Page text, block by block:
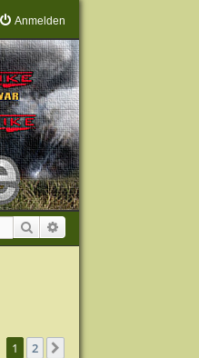
Anmelden
Suche
1 2